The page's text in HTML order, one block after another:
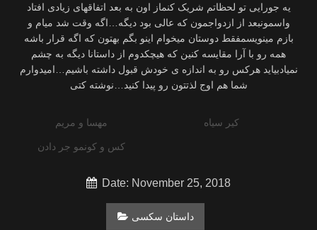
یه جورایی تو لحظاتم شریک کنماز اون به بعد اتفاقهای زیادی افتاد
واسمونبعد از ازدواجمون که عالی بود دیگه…اگه وقت شد میام و
بازم مینویسمفقط دوستان میخوام اینو بگم بهتون که اگه قرار باشه
همه رو با آرا مقایسه کنین که هیچکدوم از داستانا دیگه به چشم
نمیادبیاید هرکس رو به اندازه ی خودش قبول داشته باشیم…امیدوارم
شما هم اوج لذتتون رو پیدا کنید…نوشته کتی
مهسا و مریم کیر سیاه
کس و کونمو جر دادن
Date: November 25, 2018
داستان سکسی